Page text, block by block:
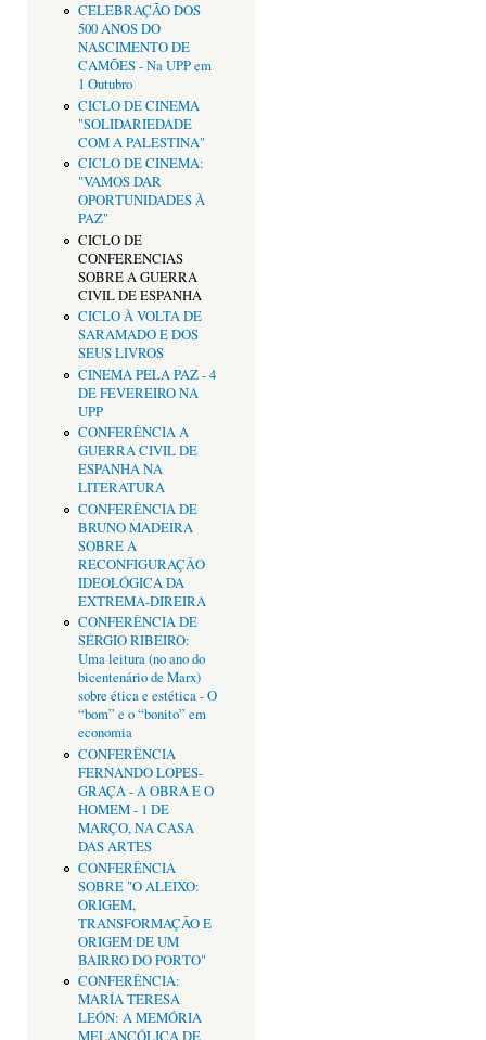
CELEBRAÇÃO DOS
500 ANOS DO
NASCIMENTO DE
CAMÕES - Na UPP em
1 Outubro
CICLO DE CINEMA
"SOLIDARIEDADE
COM A PALESTINA"
CICLO DE CINEMA:
"VAMOS DAR
OPORTUNIDADES À
PAZ"
CICLO DE
CONFERENCIAS
SOBRE A GUERRA
CIVIL DE ESPANHA
CICLO À VOLTA DE
SARAMADO E DOS
SEUS LIVROS
CINEMA PELA PAZ - 4
DE FEVEREIRO NA
UPP
CONFERÊNCIA A
GUERRA CIVIL DE
ESPANHA NA
LITERATURA
CONFERÊNCIA DE
BRUNO MADEIRA
SOBRE A
RECONFIGURAÇÂO
IDEOLÓGICA DA
EXTREMA-DIREIRA
CONFERÊNCIA DE
SÉRGIO RIBEIRO:
Uma leitura (no ano do
bicentenário de Marx)
sobre ética e estética - O
“bom” e o “bonito” em
economia
CONFERÊNCIA
FERNANDO LOPES-
GRAÇA - A OBRA E O
HOMEM - 1 DE
MARÇO, NA CASA
DAS ARTES
CONFERÊNCIA
SOBRE "O ALEIXO:
ORIGEM,
TRANSFORMAÇÃO E
ORIGEM DE UM
BAIRRO DO PORTO"
CONFERÊNCIA:
MARÍA TERESA
LEÓN: A MEMÓRIA
MELANCÓLICA DE